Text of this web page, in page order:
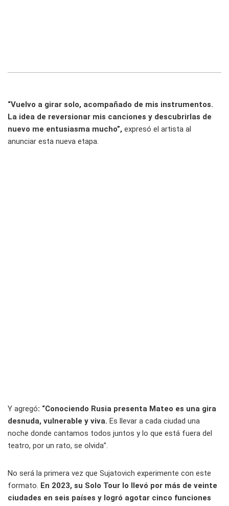
“Vuelvo a girar solo, acompañado de mis instrumentos.
La idea de reversionar mis canciones y descubrirlas de
nuevo me entusiasma mucho”, expresó el artista al
anunciar esta nueva etapa.
Y agregó: “Conociendo Rusia presenta Mateo es una gira
desnuda, vulnerable y viva. Es llevar a cada ciudad una
noche donde cantamos todos juntos y lo que está fuera del
teatro, por un rato, se olvida”.
No será la primera vez que Sujatovich experimente con este
formato. En 2023, su Solo Tour lo llevó por más de veinte
ciudades en seis países y logró agotar cinco funciones